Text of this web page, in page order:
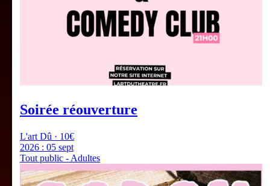
Soirée réouverture
L'art Dû · 10€
2026 : 05 sept
Tout public - Adultes